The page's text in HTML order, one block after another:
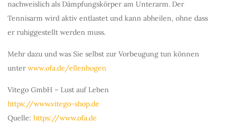
nachweislich als Dämpfungskörper am Unterarm. Der
Tennisarm wird aktiv entlastet und kann abheilen, ohne dass
er ruhiggestellt werden muss.
Mehr dazu und was Sie selbst zur Vorbeugung tun können
unter www.ofa.de/ellenbogen
Vitego GmbH – Lust auf Leben
https://www.vitego-shop.de
Quelle: https://www.ofa.de